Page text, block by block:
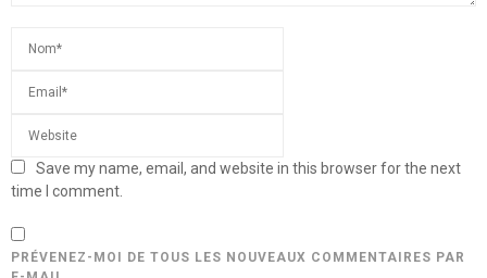
Save my name, email, and website in this browser for the next
time I comment.
PRÉVENEZ-MOI DE TOUS LES NOUVEAUX COMMENTAIRES PAR